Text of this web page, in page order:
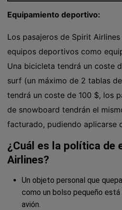
Equipamiento deportivo:
Los pasajeros de Spirit
equipos deportivos como
Una bicicleta tendrá un coste
surf (un máximo de 2 tablas
tendrá un coste de 100 $, los
de snowboard tendrán el
facturado, pudiendo aplicarse
¿Cuál es la política de
Airlines?
Un objeto personal que
como un bolso pequeño
avión.